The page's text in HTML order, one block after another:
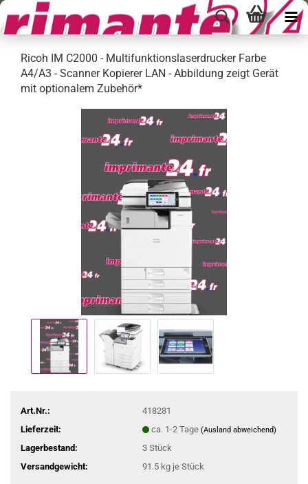
Ricoh IM C2000 - Multifunktionslaserdrucker Farbe
A4/A3 - Scanner Kopierer LAN - Abbildung zeigt Gerät
mit optionalem Zubehör*
Art.Nr.:
418281
Lieferzeit:
ca. 1-2 Tage (Ausland abweichend)
Lagerbestand: 3 Stück
Versandgewicht:
91.5kg je Stück